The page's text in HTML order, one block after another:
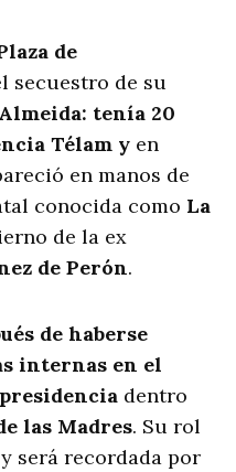
de
secuestro de su
tenía 20
Télam y en
en manos de
conocida como La
de la ex
de Perón.
de haberse
internas en el
presidencia dentro
las Madres. Su rol
será recordada por